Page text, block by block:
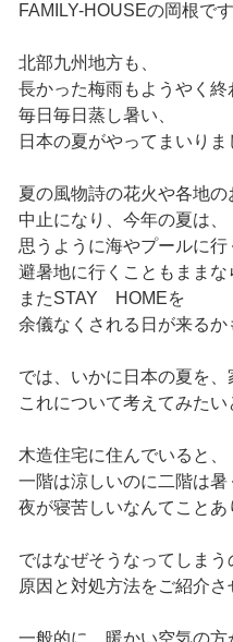
FAMILY-HOUSEの岡根です
北部九州地方も、
長かった梅雨もようやく終
毎日毎日蒸し暑い、
日本の夏がやってまいりま
夏の風物詩の花火や各地の
中止になり、今年の夏は、
思うように海やプールに行
避暑地に行くこともままな
またSTAY HOMEを
余儀なくされる日が来るか
では、いかに日本の夏を、
これについて考えてみた
木造住宅に住んでいると、
一階は涼しいのに二階は暑
夜が寝苦しいなんてことあ
ではなぜそうなってしまう
原因と対処方法をご紹介さ